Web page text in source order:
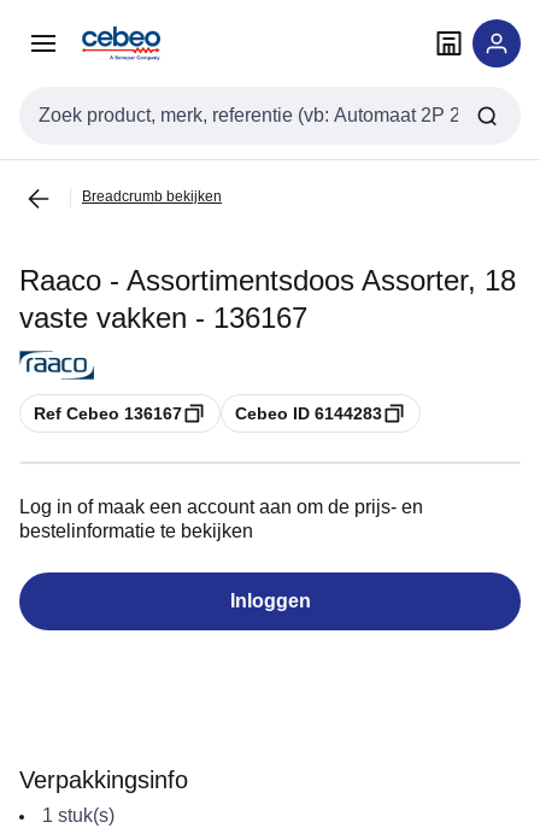
naar
naar
Zoekveld invoer
Breadcrumb bekijken
Raaco - Assortimentsdoos Assorter, 18
vaste vakken - 136167
Kopiëren
Ref Cebeo 136167 Kopiëren
Cebeo ID 6144283
Log in of maak een account aan om de prijs- en
bestelinformatie te bekijken
Inloggen
Verpakkingsinfo
1 stuk(s)